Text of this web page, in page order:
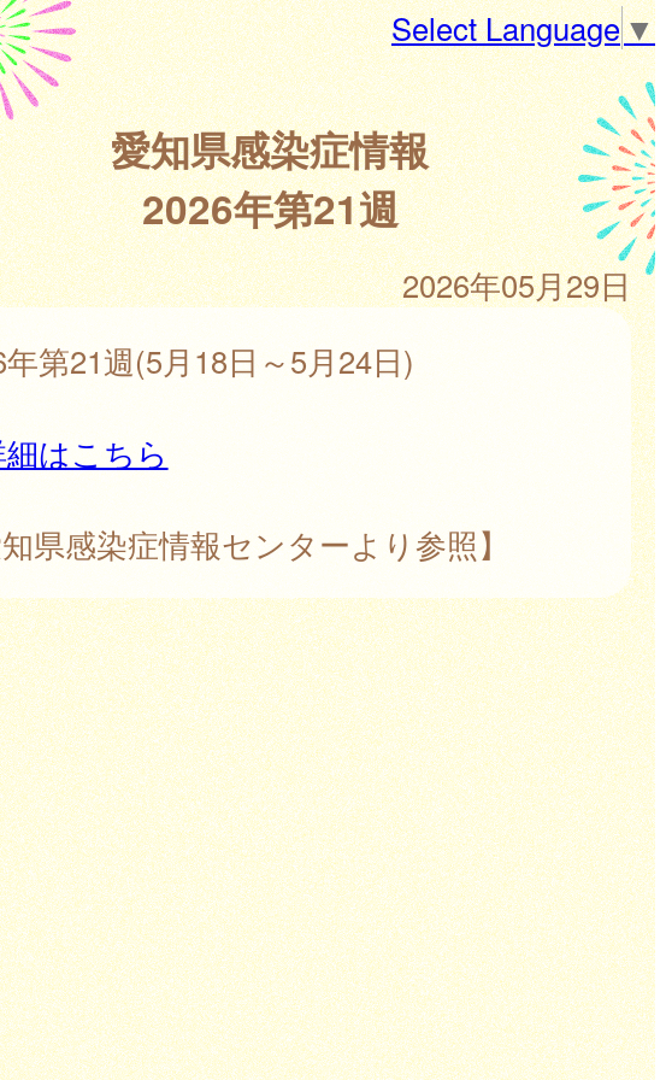
Select Language▼
愛知県感染症情報
2026年第21週
2026年05月29日
第21週(5月18日～5月24日)
はこちら
県感染症情報センターより参照】